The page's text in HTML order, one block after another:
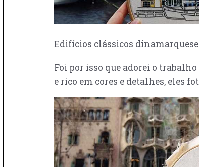
Edifícios clássicos
Foi por isso que adorei o
e rico em cores e detalhes, eles